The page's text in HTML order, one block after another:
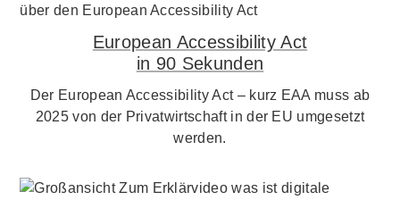
European Accessibility Act
in 90 Sekunden
Der European Accessibility Act – kurz EAA muss ab
2025 von der Privatwirtschaft in der EU umgesetzt
werden.